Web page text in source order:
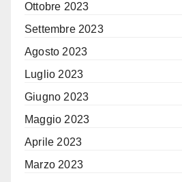
Ottobre 2023
Settembre 2023
Agosto 2023
Luglio 2023
Giugno 2023
Maggio 2023
Aprile 2023
Marzo 2023